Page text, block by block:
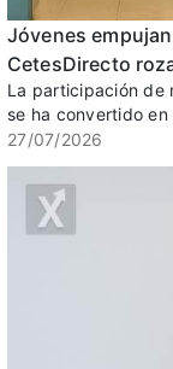
Jóvenes
CetesDirecto
La participación de
se ha convertido
27/07/2026